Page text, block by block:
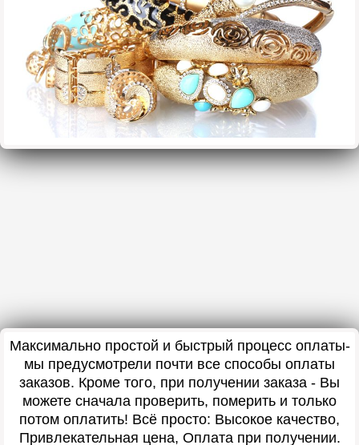
Максимально простой и быстрый процесс оплаты-
мы предусмотрели почти все способы оплаты
заказов. Кроме того, при получении заказа - Вы
можете сначала проверить, померить и только
потом оплатить! Всё просто: Высокое качество,
Привлекательная цена, Оплата при получении.